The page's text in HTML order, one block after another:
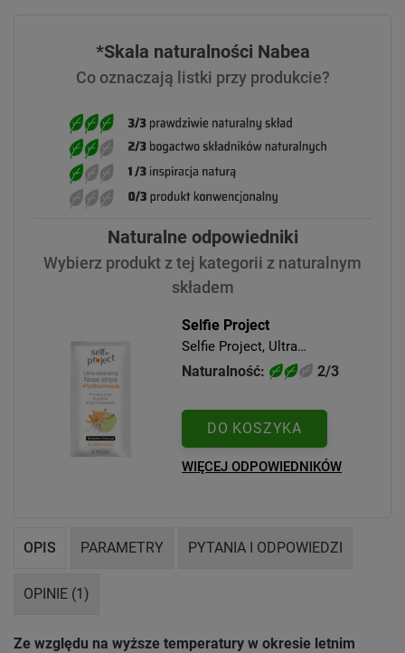
*Skala naturalności Nabea
Co oznaczają listki przy produkcie?
Naturalne odpowiedniki
Wybierz produkt z tej kategorii z naturalnym
składem
Selfie Project
Selfie Project, Ultra
Oczyszczające Plastry na Nos
Naturalność: 2/3
DO KOSZYKA
WIĘCEJ ODPOWIEDNIKÓW
OPIS PARAMETRY PYTANIA I ODPOWIEDZI
OPINIE (1)
Ze względu na wyższe temperatury w okresie letnim